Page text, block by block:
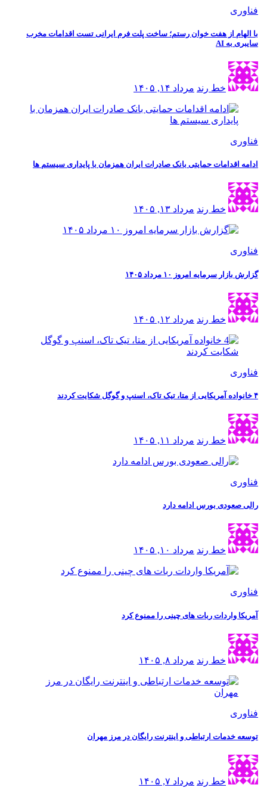
فناوری
با الهام از هفت خوان رستم؛ ساخت پلت فرم ایرانی تست اقدامات مخرب
سایبری به AI
خط رند مرداد ۱۴, ۱۴۰۵
فناوری
ادامه اقدامات حمایتی بانک صادرات ایران همزمان با پایداری سیستم ها
خط رند مرداد ۱۳, ۱۴۰۵
فناوری
گزارش بازار سرمایه امروز ۱۰ مرداد ۱۴۰۵
خط رند مرداد ۱۲, ۱۴۰۵
فناوری
۴ خانواده آمریکایی از متا، تیک تاک، اسنپ و گوگل شکایت کردند
خط رند مرداد ۱۱, ۱۴۰۵
فناوری
رالی صعودی بورس ادامه دارد
خط رند مرداد ۱۰, ۱۴۰۵
فناوری
آمریکا واردات ربات های چینی را ممنوع کرد
خط رند مرداد ۸, ۱۴۰۵
فناوری
توسعه خدمات ارتباطی و اینترنت رایگان در مرز مهران
خط رند مرداد ۷, ۱۴۰۵